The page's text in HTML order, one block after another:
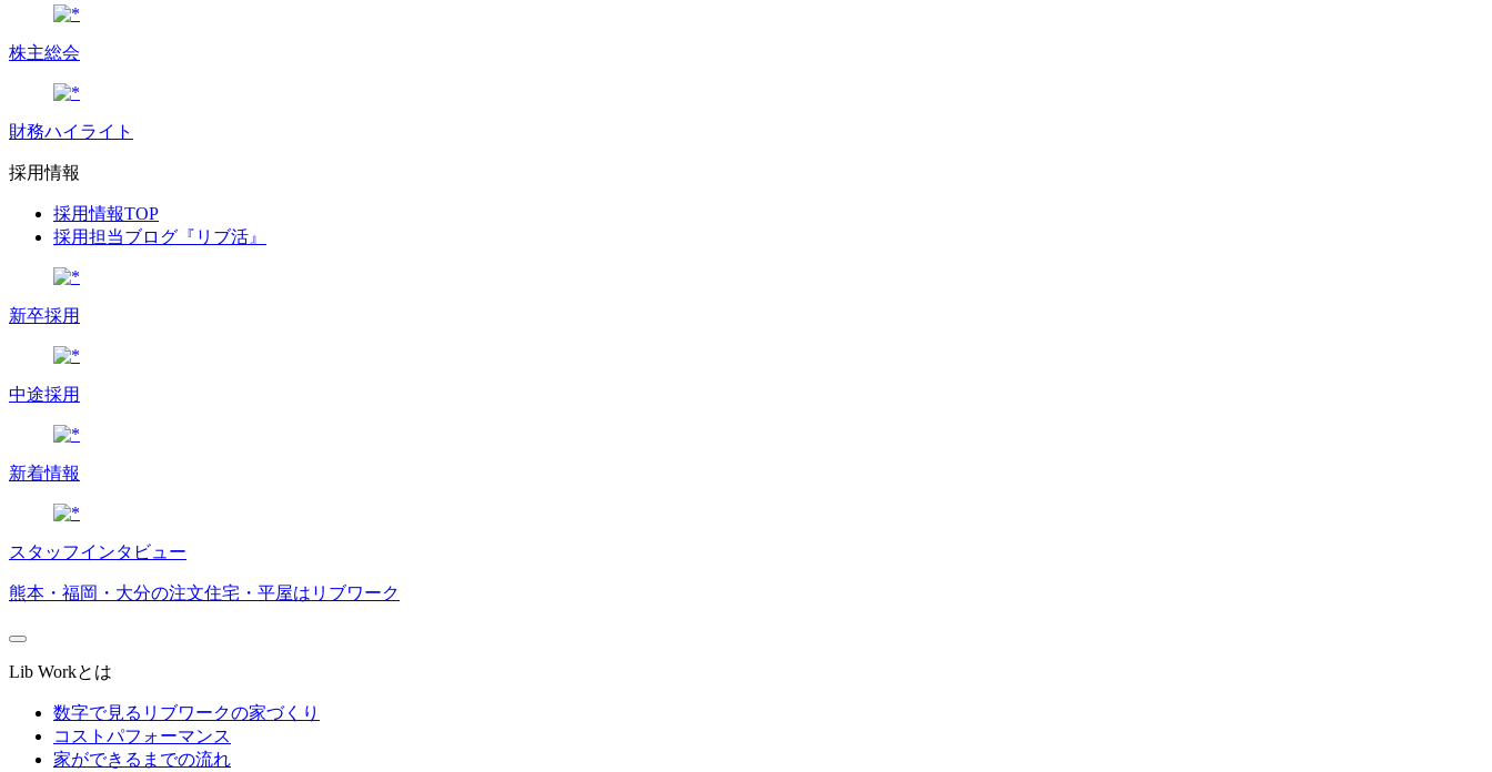
株主総会
財務ハイライト
採用情報
採用情報TOP
採用担当ブログ『リブ活』
新卒採用
中途採用
新着情報
スタッフインタビュー
熊本・福岡・大分の注文住宅・平屋はリブワーク
Lib Workとは
数字で見るリブワークの家づくり
コストパフォーマンス
家ができるまでの流れ